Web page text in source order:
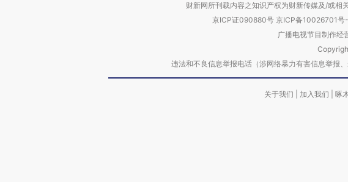
财新网所刊载内容之知识产权为财新传媒及/或相
京ICP证090880号 京ICP备10026701号
广播电视节目制作经
违法和不良信息举报电话（涉网络暴力有害信息举
关于我们 加入我们 啄